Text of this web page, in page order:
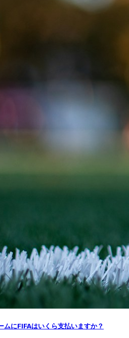
にFIFAはいくら支払いますか？